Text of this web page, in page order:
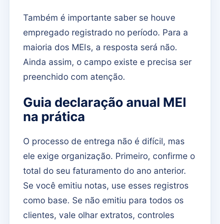
Também é importante saber se houve
empregado registrado no período. Para a
maioria dos MEIs, a resposta será não.
Ainda assim, o campo existe e precisa ser
preenchido com atenção.
Guia declaração anual MEI
na prática
O processo de entrega não é difícil, mas
ele exige organização. Primeiro, confirme o
total do seu faturamento do ano anterior.
Se você emitiu notas, use esses registros
como base. Se não emitiu para todos os
clientes, vale olhar extratos, controles